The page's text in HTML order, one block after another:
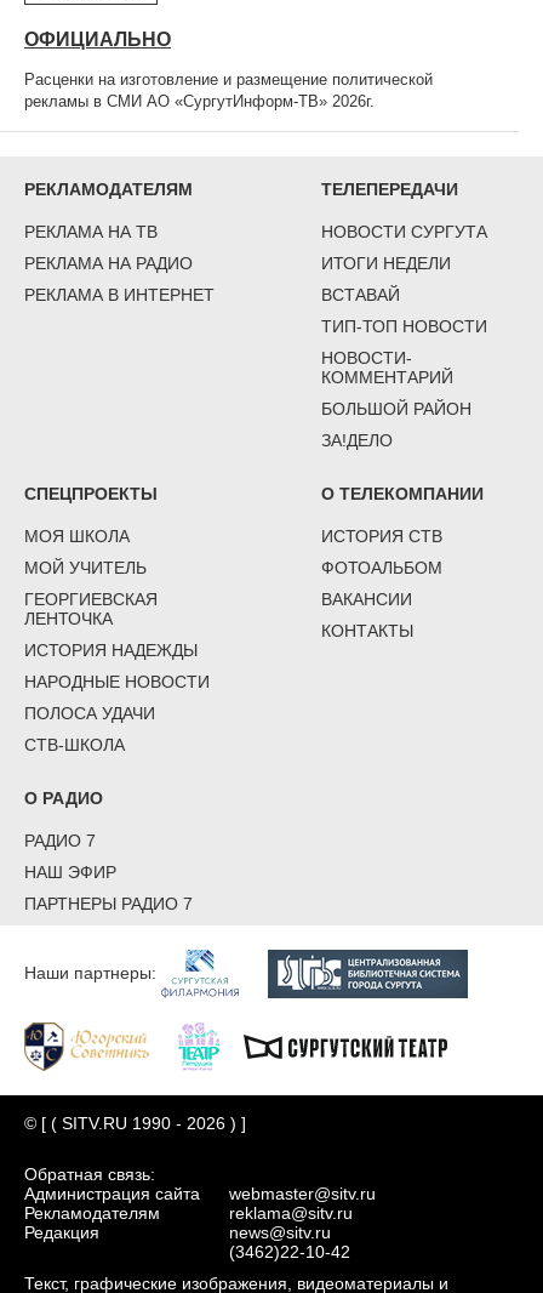
ОФИЦИАЛЬНО
Расценки на изготовление и размещение политической
рекламы в СМИ АО «СургутИнформ-ТВ» 2026г.
РЕКЛАМОДАТЕЛЯМ
РЕКЛАМА НА ТВ
РЕКЛАМА НА РАДИО
РЕКЛАМА В ИНТЕРНЕТ
ТЕЛЕПЕРЕДАЧИ
НОВОСТИ СУРГУТА
ИТОГИ НЕДЕЛИ
ВСТАВАЙ
ТИП-ТОП НОВОСТИ
НОВОСТИ-
КОММЕНТАРИЙ
БОЛЬШОЙ РАЙОН
ЗА!ДЕЛО
СПЕЦПРОЕКТЫ
МОЯ ШКОЛА
МОЙ УЧИТЕЛЬ
ГЕОРГИЕВСКАЯ
ЛЕНТОЧКА
ИСТОРИЯ НАДЕЖДЫ
НАРОДНЫЕ НОВОСТИ
ПОЛОСА УДАЧИ
СТВ-ШКОЛА
О ТЕЛЕКОМПАНИИ
ИСТОРИЯ СТВ
ФОТОАЛЬБОМ
ВАКАНСИИ
КОНТАКТЫ
О РАДИО
РАДИО 7
НАШ ЭФИР
ПАРТНЕРЫ РАДИО 7
Наши партнеры:
© [ ( SITV.RU 1990 - 2026 ) ]
Обратная связь:
Администрация сайта
Рекламодателям
Редакция
webmaster@sitv.ru
reklama@sitv.ru
news@sitv.ru
(3462)22-10-42
Текст, графические изображения, видеоматериалы и